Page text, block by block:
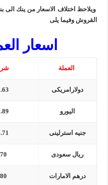
ويلاحظ اختلاف الاسعار من ينك الى
القروش وفيما يلى
اسعار
العملة
دولارامريكى
اليورو
جنيه استرلينى
ريال سعودى
درهم الامارات